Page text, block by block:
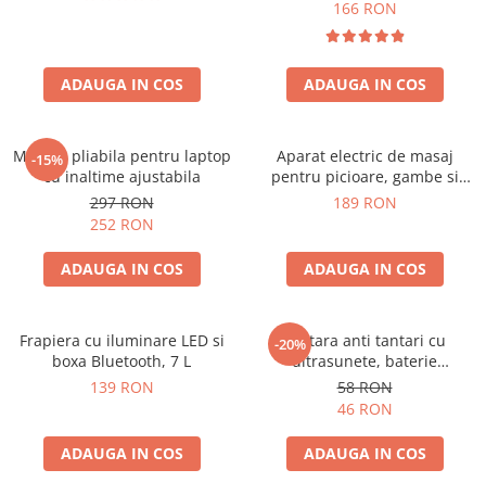
ADAUGA IN COS
166 RON
ADAUGA IN COS
-15%
Masuta pliabila pentru laptop
cu inaltime ajustabila
297 RON
252 RON
ADAUGA IN COS
Aparat electric de masaj
pentru picioare, gambe si
brate
189 RON
ADAUGA IN COS
Frapiera cu iluminare LED si
boxa Bluetooth, 7 L
139 RON
ADAUGA IN COS
-20%
Bratara anti tantari cu
ultrasunete, baterie
reincarcabila 90mAh
58 RON
46 RON
ADAUGA IN COS